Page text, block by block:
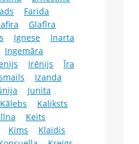
Farida
Glafīra
Ignese
Inarta
Ingemāra
Irēnijs
Īra
Izanda
Junita
Kālebs
Kaliksts
Keits
Kims
Klaidis